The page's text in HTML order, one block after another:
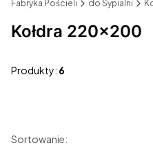
Fabryka Pościeli do Sypialni
Kołdra 220x200
Produkty: 6
Lista produktów
Sortowanie: